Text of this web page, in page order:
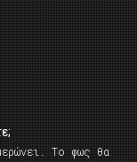
Το φως θα